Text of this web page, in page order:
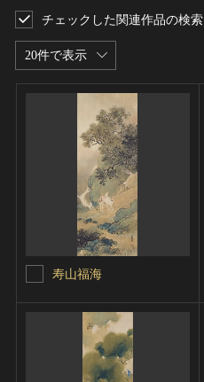
20件で表示
チェックした関連作品の検索
寿山福海